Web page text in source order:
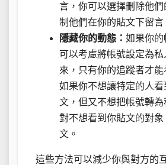
言，你可以選擇刪除他
制他們在你的貼文下留言
隱藏你的動態： 如果你的
可以考慮將帳號設定為
來，只有你的追蹤者才能
如果你不想讓特定的人
文，但又不想把帳號轉
對不想看到你貼文的對
文。
這些方法可以減少你與對方的